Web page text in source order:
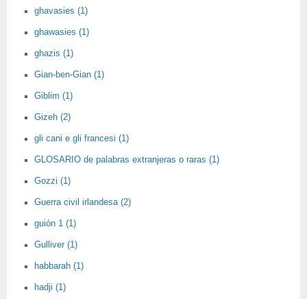
ghavasies (1)
ghawasies (1)
ghazis (1)
Gian-ben-Gian (1)
Giblim (1)
Gizeh (2)
gli cani e gli francesi (1)
GLOSARIO de palabras extranjeras o raras (1)
Gozzi (1)
Guerra civil irlandesa (2)
guión 1 (1)
Gulliver (1)
habbarah (1)
hadji (1)